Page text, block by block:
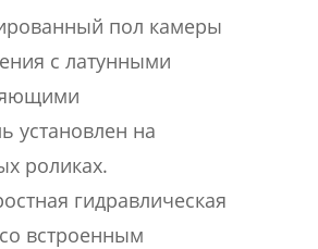
пол камеры
с латунными
установлен на
роликах.
гидравлическая
встроенным